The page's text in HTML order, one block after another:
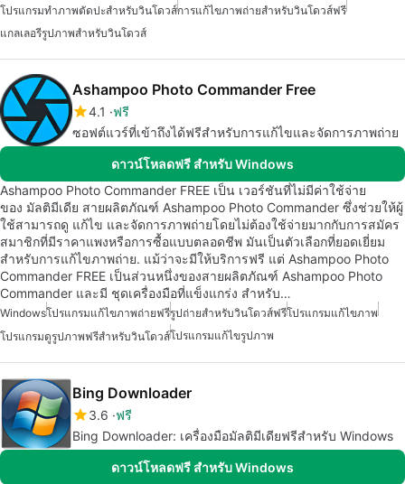
โปรแกรมทำภาพตัดปะสำหรับวินโดวส์การแก้ไขภาพถ่ายสำหรับวินโดวส์ฟรี
แกลเลอรีรูปภาพสำหรับวินโดวส์
Ashampoo Photo Commander Free
4.1
ฟรี
ซอฟต์แวร์ที่เข้าถึงได้ฟรีสำหรับการแก้ไขและจัดการภาพถ่าย
ดาวน์โหลดฟรี สำหรับ Windows
Ashampoo Photo Commander FREE เป็น เวอร์ชันที่ไม่มีค่าใช้จ่าย
ของ มัลติมีเดีย สายผลิตภัณฑ์ Ashampoo Photo Commander ซึ่งช่วยให้ผู้
ใช้สามารถดู แก้ไข และจัดการภาพถ่ายโดยไม่ต้องใช้จ่ายมากกับการสมัคร
สมาชิกที่มีราคาแพงหรือการซื้อแบบตลอดชีพ มันเป็นตัวเลือกที่ยอดเยี่ยม
สำหรับการแก้ไขภาพถ่าย. แม้ว่าจะมีให้บริการฟรี แต่ Ashampoo Photo
Commander FREE เป็นส่วนหนึ่งของสายผลิตภัณฑ์ Ashampoo Photo
Commander และมี ชุดเครื่องมือที่แข็งแกร่ง สำหรับ…
Windowsโปรแกรมแก้ไขภาพถ่ายฟรีรูปถ่ายสำหรับวินโดวส์ฟรีโปรแกรมแก้ไขภาพ
โปรแกรมดูรูปภาพฟรีสำหรับวินโดวส์โปรแกรมแก้ไขรูปภาพ
Bing Downloader
3.6 ฟรี
Bing Downloader: เครื่องมือมัลติมีเดียฟรีสำหรับ Windows
ดาวน์โหลดฟรี สำหรับ Windows